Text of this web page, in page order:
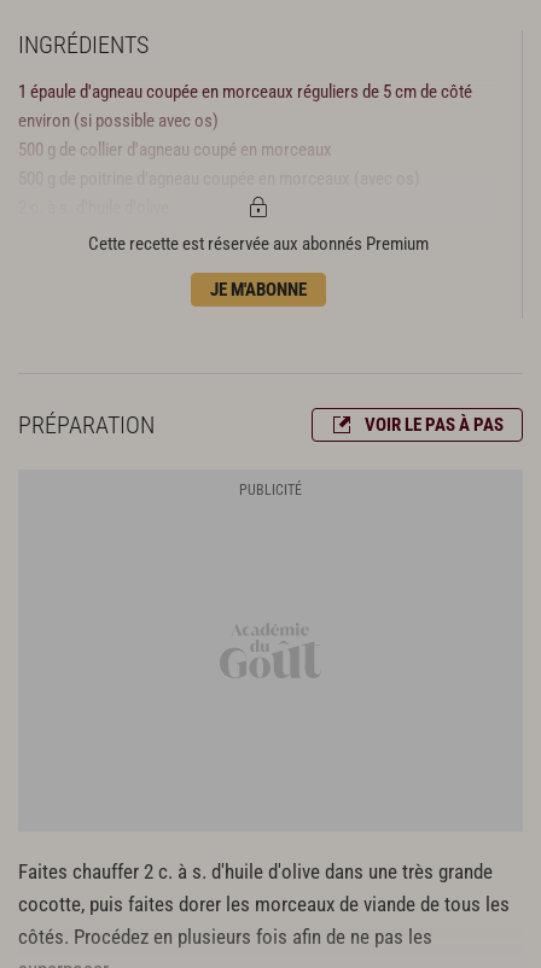
INGRÉDIENTS
1 épaule d'agneau coupée en morceaux réguliers de 5 cm de côté
environ (si possible avec os)
500 g de collier d'agneau coupé en morceaux
10 cl de vin blanc sec
1 bouquet garni (persil, laurier, thym)
Cette recette est réservée aux abonnés Premium
JE M'ABONNE
PRÉPARATION VOIR LE PAS À PAS
Faites chauffer 2 c. à s. d'huile d'olive dans une très grande
cocotte, puis faites dorer les morceaux de viande de tous les
côtés. Procédez en plusieurs fois afin de ne pas les